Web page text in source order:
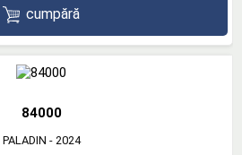
cumpără
84000
PALADIN - 2024